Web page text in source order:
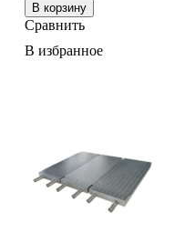
В корзину
Сравнить
В избранное